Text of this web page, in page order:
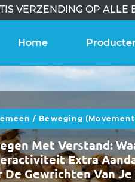
VERZENDING OP ALLE
Home
/ Beweging
Met Verstand:
Extra
De Gewrichten Van